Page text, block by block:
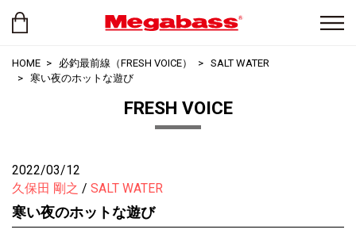
HOME 必釣最前線（FRESH VOICE）
SALT WATER
寒い夜のホットな遊び
FRESH VOICE
2022/03/12
久保田 剛之
SALT WATER
寒い夜のホットな遊び